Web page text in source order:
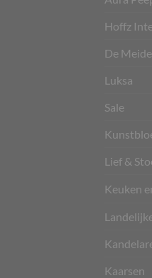
Hoffz
De
Luksa
Sale
Lief &
Keuken
Kaarsen